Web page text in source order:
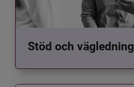
Stöd och vägledning